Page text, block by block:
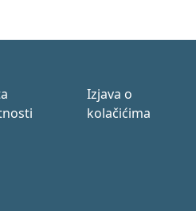
Izjava o
kolačićima